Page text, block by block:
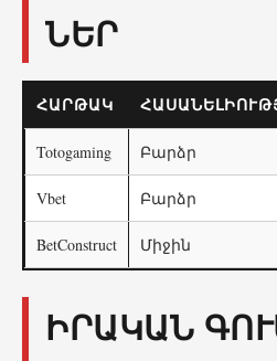
ՆԵՐ
ՀԱՐԹԱԿ
Totogaming Բարձր
Vbet Բարձր
BetConstruct Միջին
ԻՐԱԿԱՆ